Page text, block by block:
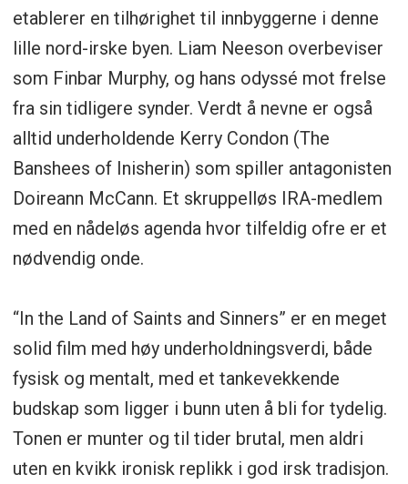
etablerer en tilhørighet til innbyggerne i denne
lille nord-irske byen. Liam Neeson overbeviser
som Finbar Murphy, og hans odyssé mot frelse
fra sin tidligere synder. Verdt å nevne er også
alltid underholdende Kerry Condon (The
Banshees of Inisherin) som spiller antagonisten
Doireann McCann. Et skruppelløs IRA-medlem
med en nådeløs agenda hvor tilfeldig ofre er et
nødvendig onde.
“In the Land of Saints and Sinners” er en meget
solid film med høy underholdningsverdi, både
fysisk og mentalt, med et tankevekkende
budskap som ligger i bunn uten å bli for tydelig.
Tonen er munter og til tider brutal, men aldri
uten en kvikk ironisk replikk i god irsk tradisjon.